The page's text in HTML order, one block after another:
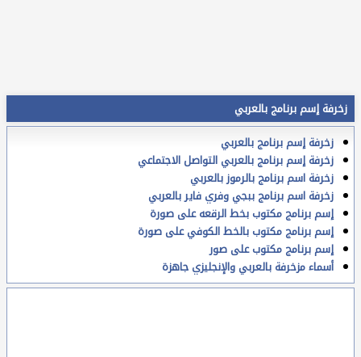
زخرفة إسم برنامج بالعربي
زخرفة إسم برنامج بالعربي
زخرفة إسم برنامج بالعربي التواصل الاجتماعي
زخرفة اسم برنامج بالرموز بالعربي
زخرفة اسم برنامج ببجي وفري فاير بالعربي
إسم برنامج مكتوب بخط الرقعه على صورة
إسم برنامج مكتوب بالخط الكوفي على صورة
إسم برنامج مكتوب على صور
أسماء مزخرفة بالعربي والإنجليزي جاهزة